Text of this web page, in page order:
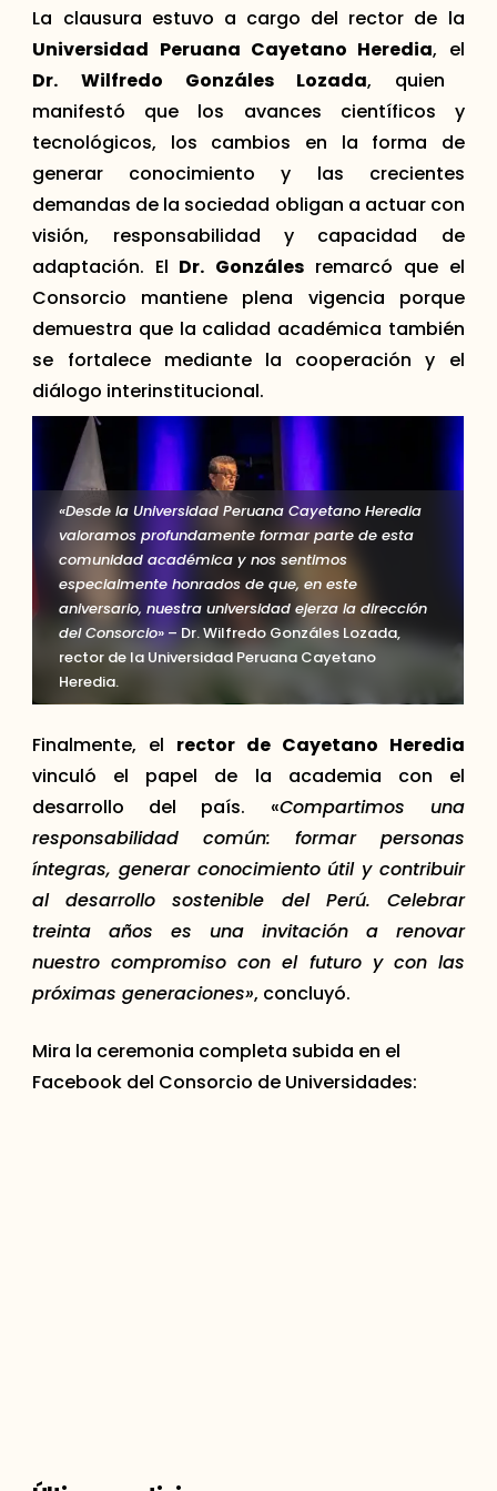
La clausura estuvo a cargo del rector de la
Universidad Peruana Cayetano Heredia, el
Dr. Wilfredo Gonzáles Lozada, quien
manifestó que los avances científicos y
tecnológicos, los cambios en la forma de
generar conocimiento y las crecientes
demandas de la sociedad obligan a actuar con
visión, responsabilidad y capacidad de
adaptación. El Dr. Gonzálesremarcó que el
Consorcio mantiene plena vigencia porque
demuestra que la calidad académica también
se fortalece mediante la cooperación y el
diálogo interinstitucional.
«Desde la Universidad Peruana Cayetano Heredia
valoramos profundamente formar parte de esta
comunidad académica y nos sentimos
especialmente honrados de que, en este
aniversario, nuestra universidad ejerza la dirección
del Consorcio» – Dr. Wilfredo Gonzáles Lozada,
rector de la Universidad Peruana Cayetano
Heredia.
Finalmente, el rector de Cayetano Heredia
vinculó el papel de la academia con el
desarrollo del país. «Compartimos una
responsabilidad común: formar personas
íntegras, generar conocimiento útil y contribuir
al desarrollo sostenible del Perú. Celebrar
treinta años es una invitación a renovar
nuestro compromiso con el futuro y con las
próximas generaciones», concluyó.
Mira la ceremonia completa subida en el
Facebook del Consorcio de Universidades: